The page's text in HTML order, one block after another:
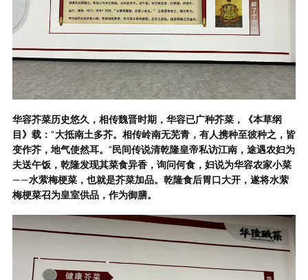
华容芥菜历史悠久，相传魏晋时期，华容已广种芥菜，《本草纲
目》载： “大抵南土多芥。相传岭南无芜青，有人携种至彼种之，皆
变作芥，地气使然耳。 ”民间传说清乾隆皇帝私访江南，途遇农妇为
夫送午饭，乾隆发现其菜食异香，询问何食，妇说为华容农家小菜
——水萦梅梗菜，也就是芥菜加品。乾隆食后胃口大开，遂将水萦
梅梗菜召为皇室供品，作为御膳。